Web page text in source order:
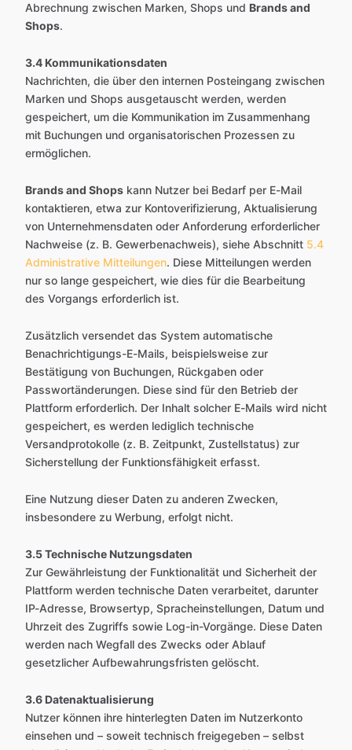
Abrechnung zwischen Marken, Shops und Brands and
Shops.
3.4 Kommunikationsdaten
Nachrichten, die über den internen Posteingang zwischen
Marken und Shops ausgetauscht werden, werden
gespeichert, um die Kommunikation im Zusammenhang
mit Buchungen und organisatorischen Prozessen zu
ermöglichen.
Brands and Shops kann Nutzer bei Bedarf per E-Mail
kontaktieren, etwa zur Kontoverifizierung, Aktualisierung
von Unternehmensdaten oder Anforderung erforderlicher
Nachweise (z. B. Gewerbenachweis), siehe Abschnitt 5.4
Administrative Mitteilungen. Diese Mitteilungen werden
nur so lange gespeichert, wie dies für die Bearbeitung
des Vorgangs erforderlich ist.
Zusätzlich versendet das System automatische
Benachrichtigungs-E-Mails, beispielsweise zur
Bestätigung von Buchungen, Rückgaben oder
Passwortänderungen. Diese sind für den Betrieb der
Plattform erforderlich. Der Inhalt solcher E-Mails wird nicht
gespeichert, es werden lediglich technische
Versandprotokolle (z. B. Zeitpunkt, Zustellstatus) zur
Sicherstellung der Funktionsfähigkeit erfasst.
Eine Nutzung dieser Daten zu anderen Zwecken,
insbesondere zu Werbung, erfolgt nicht.
3.5 Technische Nutzungsdaten
Zur Gewährleistung der Funktionalität und Sicherheit der
Plattform werden technische Daten verarbeitet, darunter
IP-Adresse, Browsertyp, Spracheinstellungen, Datum und
Uhrzeit des Zugriffs sowie Log-in-Vorgänge. Diese Daten
werden nach Wegfall des Zwecks oder Ablauf
gesetzlicher Aufbewahrungsfristen gelöscht.
3.6 Datenaktualisierung
Nutzer können ihre hinterlegten Daten im Nutzerkonto
einsehen und – soweit technisch freigegeben – selbst